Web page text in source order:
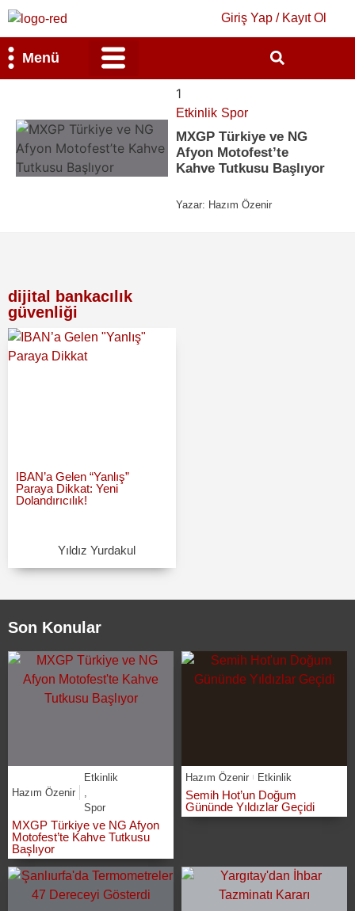
Giriş Yap / Kayıt Ol
Menü
1
Etkinlik Spor
MXGP Türkiye ve NG
Afyon Motofest’te
Kahve Tutkusu Başlıyor
Yazar: Hazım Özenir
dijital bankacılık
güvenliği
IBAN’a Gelen “Yanlış”
Paraya Dikkat: Yeni
Dolandırıcılık!
Yıldız Yurdakul
Son Konular
Hazım Özenir
Etkinlik
Spor
MXGP Türkiye ve NG Afyon
Motofest’te Kahve Tutkusu
Başlıyor
Hazım Özenir Etkinlik
Semih Hot’un Doğum
Gününde Yıldızlar Geçidi